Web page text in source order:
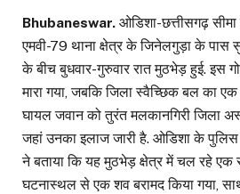
Bhubaneswar. ओडिशा-छत्तीसगढ़
एमवी-79 थाना क्षेत्र के जिनेलगुड़ा के पास
के बीच बुधवार-गुरुवार रात मुठभेड़ हुई. इस
मारा गया, जबकि जिला स्वैच्छिक बल का एक
घायल जवान को तुरंत मलकानगिरी जिला
जहां उनका इलाज जारी है. ओडिशा के पुलिस
ने बताया कि यह मुठभेड़ क्षेत्र में चल रहे एक
घटनास्थल से एक शव बरामद किया गया,